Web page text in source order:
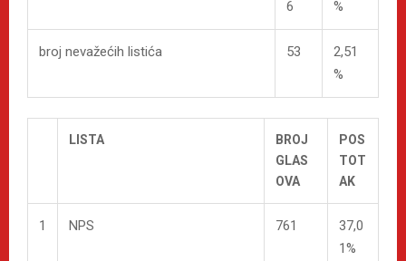
6
%
broj nevažećih listića 53
2,51
%
LISTA
BROJ
GLAS
OVA
POS
TOT
AK
1 NPS 761
37,0
1%